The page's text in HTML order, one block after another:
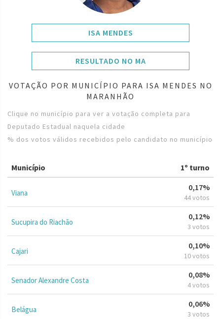
ISA MENDES
RESULTADO NO MA
VOTAÇÃO POR MUNICÍPIO PARA ISA MENDES NO
MARANHÃO
Clique no município para ver a votação completa para
Deputado Estadual naquela cidade
% dos votos válidos recebidos pelo candidato no município
Município 1º turno
Viana
0,17%
44 votos
Sucupira do Riachão
0,12%
3 votos
Cajari
0,10%
10 votos
Senador Alexandre Costa
0,08%
4 votos
Belágua
0,06%
3 votos